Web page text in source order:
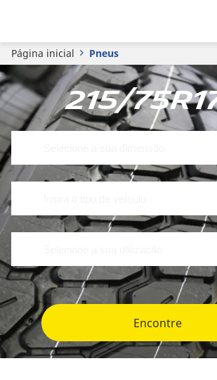
Página inicial Pneus
215/
Encontre